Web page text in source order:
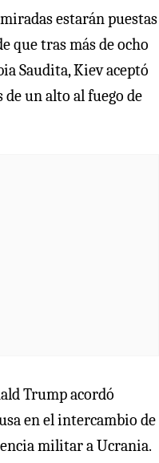
estarán puestas
que tras más de ocho
Saudita, Kiev aceptó
un alto al fuego de
Trump acordó
en el intercambio de
militar a Ucrania.